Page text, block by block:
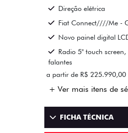
Direção elétrica
Fiat Connect////Me -
Novo painel digital
Radio 5" touch
falantes
a partir de R$ 225.990,00
+ Ver mais itens de
FICHA TÉCNICA